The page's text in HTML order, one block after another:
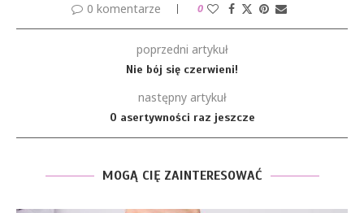
0 komentarze 0
poprzedni artykuł
Nie bój się czerwieni!
następny artykuł
O asertywności raz jeszcze
MOGĄ CIĘ ZAINTERESOWAĆ